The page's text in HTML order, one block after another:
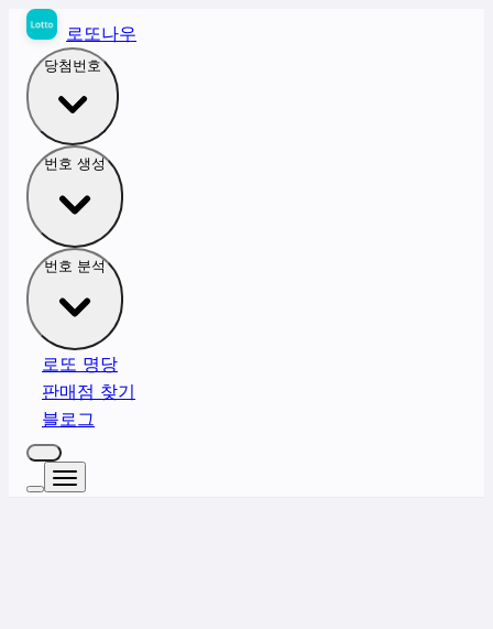
로또나우
당첨번호
번호 생성
번호 분석
로또 명당
판매점 찾기
블로그